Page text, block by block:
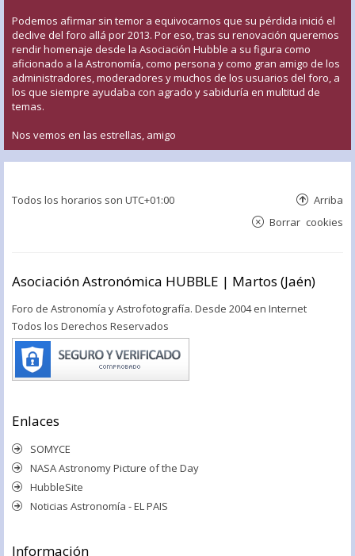
Podemos afirmar sin temor a equivocarnos que su pérdida inició el
declive del foro allá por 2013. Por eso, tras su renovación queremos
rendir homenaje desde la Asociación Hubble a su figura como
aficionado a la Astronomía, como persona y como gran amigo de los
administradores, moderadores y muchos de los usuarios del foro, a
los que siempre ayudaba con agrado y sabiduría en multitud de
temas.
Nos vemos en las estrellas, amigo
Todos los horarios son UTC+01:00 Arriba
Borrar cookies
Asociación Astronómica HUBBLE | Martos (Jaén)
Foro de Astronomía y Astrofotografía. Desde 2004 en Internet
Todos los Derechos Reservados
Enlaces
SOMYCE
NASA Astronomy Picture of the Day
HubbleSite
Noticias Astronomía - EL PAIS
Información